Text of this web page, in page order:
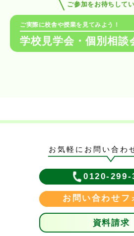
ご参加をお待ちして
ご実際に校舎や授業を見てみよう！
学校見学会・個別相談
お気軽にお問い合わ
0120-299-
お問い合わせフ
資料請求